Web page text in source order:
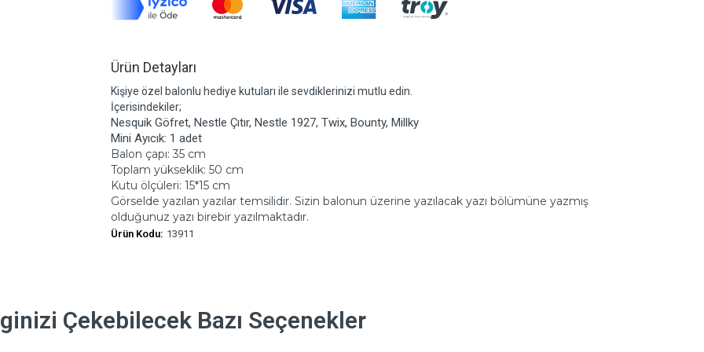
Ürün Detayları
Kişiye özel balonlu hediye kutuları ile sevdiklerinizi mutlu edin.
İçerisindekiler;
Nesquik Göfret, Nestle Çıtır, Nestle 1927, Twix, Bounty, Millky
Mini Ayıcık: 1 adet
Balon çapı: 35 cm
Toplam yükseklik: 50 cm
Kutu ölçüleri: 15*15 cm
Görselde yazılan yazılar temsilidir. Sizin balonun üzerine yazılacak yazı bölümüne yazmış
olduğunuz yazı birebir yazılmaktadır.
Ürün Kodu: 13911
Çekebilecek Bazı Seçenekler